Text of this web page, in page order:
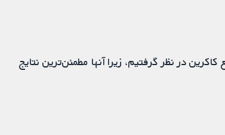
در نظر گرفتیم، زیرا آنها مطمئن‌ترین نتایج